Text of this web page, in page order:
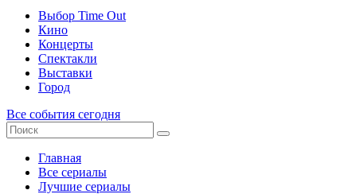
Выбор Time Out
Кино
Концерты
Спектакли
Выставки
Город
Все события сегодня
Главная
Все сериалы
Лучшие сериалы